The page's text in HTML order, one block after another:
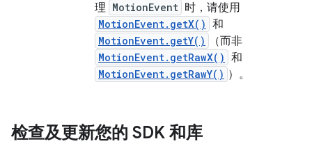
理 MotionEvent 时，请使用
MotionEvent.getX() 和
MotionEvent.getY() （而非
MotionEvent.getRawX() 和
MotionEvent.getRawY() ）。
检查及更新您的 SDK 和库